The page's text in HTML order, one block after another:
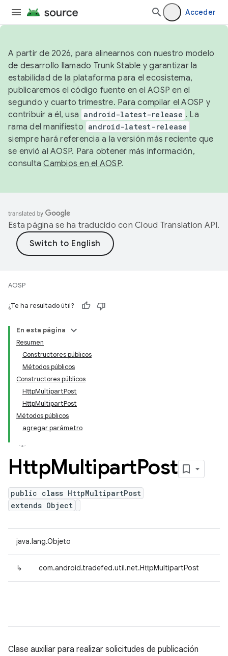
Acceder
A partir de 2026, para alinearnos con nuestro modelo
de desarrollo llamado Trunk Stable y garantizar la
estabilidad de la plataforma para el ecosistema,
publicaremos el código fuente en el AOSP en el
segundo y cuarto trimestre. Para compilar el AOSP y
contribuir a él, usa android-latest-release . La
rama del manifiesto android-latest-release
siempre hará referencia a la versión más reciente que
se envió al AOSP. Para obtener más información,
consultaCambios en el AOSP.
Esta página se ha traducido con Cloud Translation API.
AOSP
¿Te ha resultado útil?
En esta página
Resumen
Constructores públicos
Métodos públicos
Constructores públicos
HttpMultipartPost
HttpMultipartPost
Métodos públicos
agregar parámetro
HttpMultipartPost
public class HttpMultipartPost
extends Object
java.lang.Objeto
↳ com.android.tradefed.util.net.HttpMultipartPost
Clase auxiliar para realizar solicitudes de publicación